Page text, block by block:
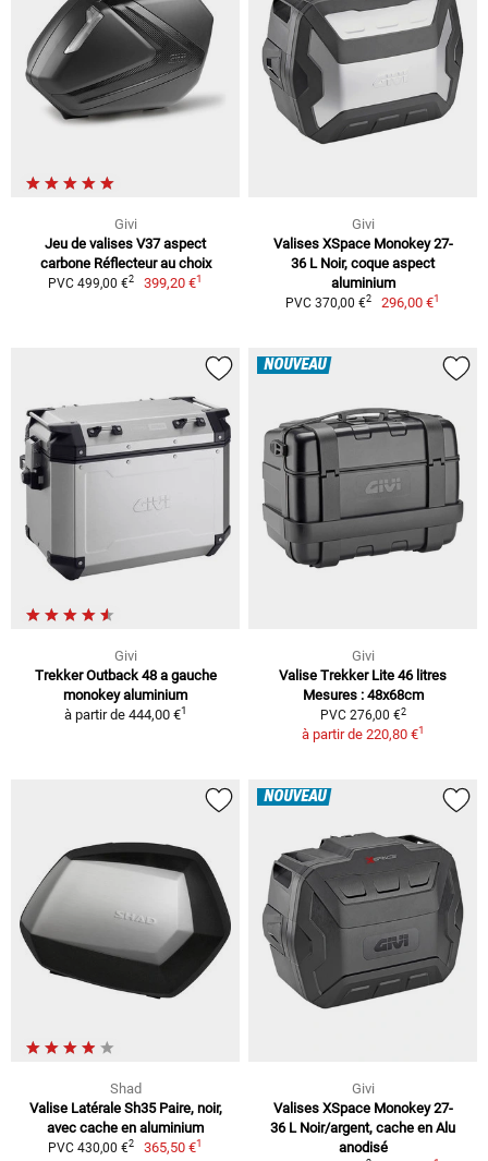
Givi
Jeu de valises V37 aspect
carbone Réflecteur au choix
PVC 499,00 €2 399,20 €1
Givi
Valises XSpace Monokey 27-
36 L Noir, coque aspect
aluminium
PVC 370,00 €2 296,00 €1
Givi
Trekker Outback 48 a gauche
monokey aluminium
à partir de 444,00 €1
NOUVEAU
Givi
Valise Trekker Lite 46 litres
Mesures : 48x68cm
PVC 276,00 €2
à partir de 220,80 €1
Shad
Valise Latérale Sh35 Paire, noir,
avec cache en aluminium
PVC 430,00 €2 365,50 €1
NOUVEAU
Givi
Valises XSpace Monokey 27-
36 L Noir/argent, cache en Alu
anodisé